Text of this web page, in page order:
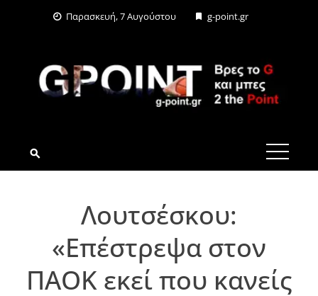
Παρασκευή, 7 Αυγούστου g-point.gr
G-POINT.GR
Λουτσέσκου:
«Επέστρεψα στον
ΠΑΟΚ εκεί που κανείς